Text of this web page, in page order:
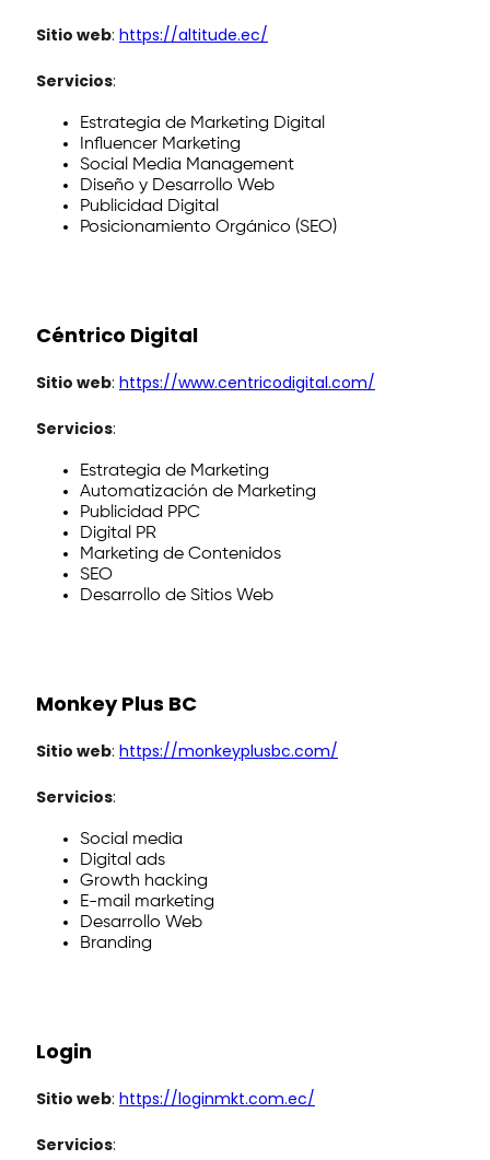
Sitio web: https://altitude.ec/
Servicios:
Estrategia de Marketing Digital
Influencer Marketing
Social Media Management
Diseño y Desarrollo Web
Publicidad Digital
Posicionamiento Orgánico (SEO)
Céntrico Digital
Sitio web: https://www.centricodigital.com/
Servicios:
Estrategia de Marketing
Automatización de Marketing
Publicidad PPC
Digital PR
Marketing de Contenidos
SEO
Desarrollo de Sitios Web
Monkey Plus BC
Sitio web: https://monkeyplusbc.com/
Servicios:
Social media
Digital ads
Growth hacking
E-mail marketing
Desarrollo Web
Branding
Login
Sitio web: https://loginmkt.com.ec/
Servicios: